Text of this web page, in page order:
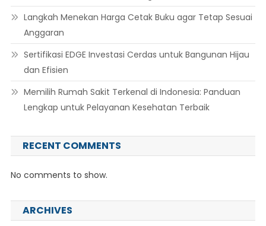
Langkah Menekan Harga Cetak Buku agar Tetap Sesuai
Anggaran
Sertifikasi EDGE Investasi Cerdas untuk Bangunan Hijau
dan Efisien
Memilih Rumah Sakit Terkenal di Indonesia: Panduan
Lengkap untuk Pelayanan Kesehatan Terbaik
RECENT COMMENTS
No comments to show.
ARCHIVES